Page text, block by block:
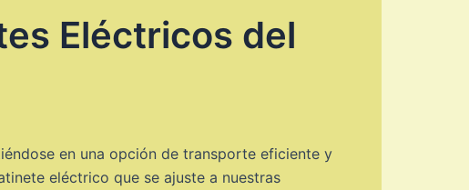
Eléctricos del
en una opción de transporte eficiente y
eléctrico que se ajuste a nuestras